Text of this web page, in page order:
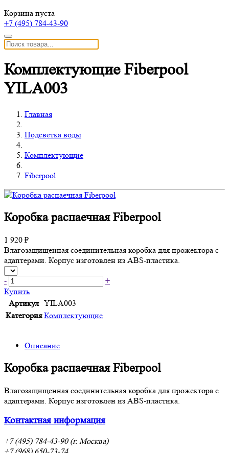
Корзина пуста
+7 (495) 784-43-90
Комплектующие Fiberpool
YILA003
Главная
Подсветка воды
Комплектующие
Fiberpool
Коробка распаечная Fiberpool
1 920 ₽
Влагозащищенная соединительная коробка для прожектора с
адаптерами. Корпус изготовлен из ABS-пластика.
-
+
Купить
Артикул YILA003
Категория Комплектующие
Описание
Коробка распаечная Fiberpool
Влагозащищенная соединительная коробка для прожектора с
адаптерами. Корпус изготовлен из ABS-пластика.
Контактная информация
+7 (495) 784-43-90 (г. Москва)